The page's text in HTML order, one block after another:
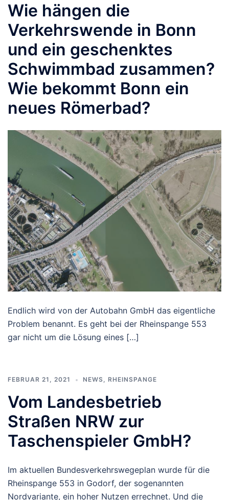
Wie hängen die
Verkehrswende in Bonn
und ein geschenktes
Schwimmbad zusammen?
Wie bekommt Bonn ein
neues Römerbad?
Endlich wird von der Autobahn GmbH das eigentliche
Problem benannt. Es geht bei der Rheinspange 553
gar nicht um die Lösung eines […]
FEBRUAR 21, 2021 NEWS, RHEINSPANGE
Vom Landesbetrieb
Straßen NRW zur
Taschenspieler GmbH?
Im aktuellen Bundesverkehrswegeplan wurde für die
Rheinspange 553 in Godorf, der sogenannten
Nordvariante, ein hoher Nutzen errechnet. Und die